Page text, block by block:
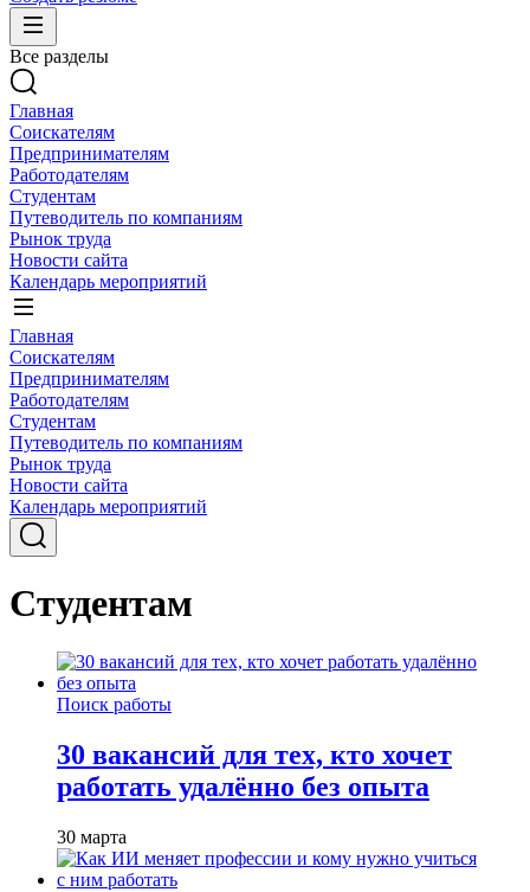
Все разделы
Главная
Соискателям
Предпринимателям
Работодателям
Студентам
Путеводитель по компаниям
Рынок труда
Новости сайта
Календарь мероприятий
Главная
Соискателям
Предпринимателям
Работодателям
Студентам
Путеводитель по компаниям
Рынок труда
Новости сайта
Календарь мероприятий
Студентам
Поиск работы
30 вакансий для тех, кто хочет
работать удалённо без опыта
30 марта